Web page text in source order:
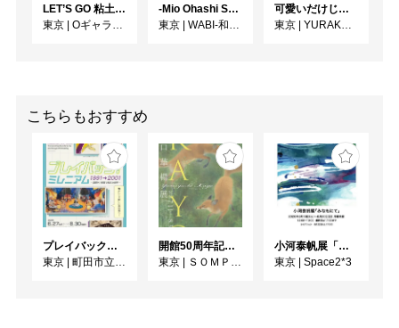
LET’S GO 粘土（クレイ）ジ−
東京
Oギャラリー
-Mio Ohashi Solo Exhibition - 大橋 澪 作品展 -
東京
WABI-和・美-
可愛いだけじゃない！？ピングー展
東京
YURAKUCHO MUSEUM（有楽町ミュージアム）
こちらもおすすめ
プレイバック！ミレニアム1991→2001 版画が／版画で越えた境界
東京
町田市立国際版画美術館
開館50周年記念 山口華楊展
東京
ＳＯＭＰＯ美術館
小河泰帆展「みなもにて」
東京
Space2*3